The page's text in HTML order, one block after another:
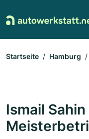
Startseite Hamburg
Ismail